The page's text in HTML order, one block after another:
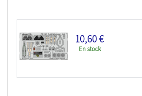
EDUARD photodecoupe avion FE1498 Harnais métal
10,60 €
En stock